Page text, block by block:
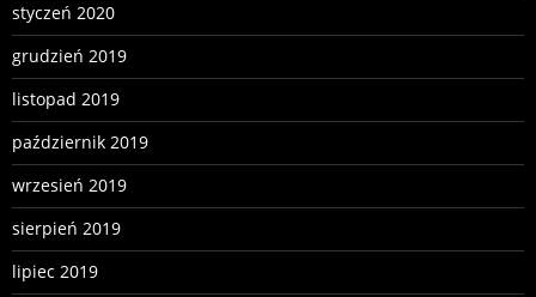
styczeń 2020
grudzień 2019
listopad 2019
październik 2019
wrzesień 2019
sierpień 2019
lipiec 2019